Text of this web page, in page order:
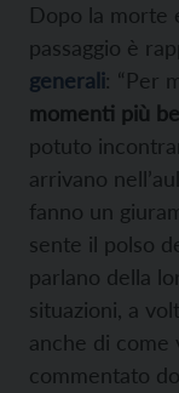
Dopo la morte
passaggio è
generali: “Per
momenti più
potuto
arrivano
fanno un
sente il polso
parlano della
situazioni, a
anche di come
commentato